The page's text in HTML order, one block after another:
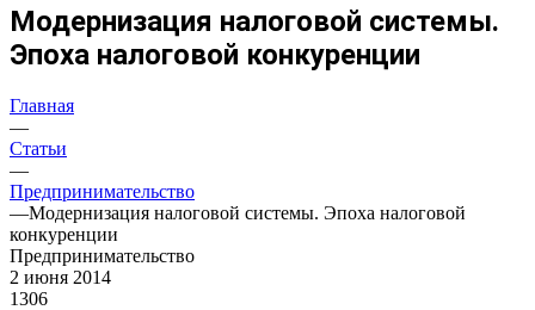
Модернизация налоговой системы.
Эпоха налоговой конкуренции
Главная
—
Статьи
—
Предпринимательство
—Модернизация налоговой системы. Эпоха налоговой
конкуренции
Предпринимательство
2 июня 2014
1306